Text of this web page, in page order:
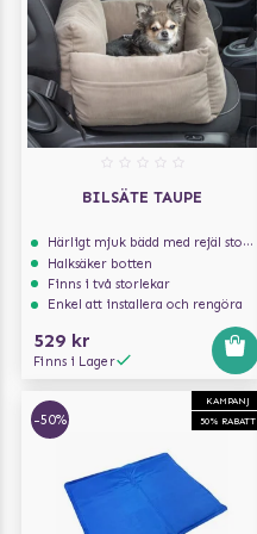
BILSÄTE TAUPE
Härligt mjuk bädd med rejäl stoppning som håller formen
Halksäker botten
Finns i två storlekar
Enkel att installera och rengöra
529 kr
Finns i Lager
KAMPANJ
50% RABATT
-50%